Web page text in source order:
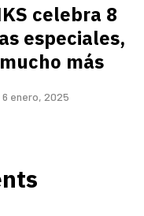
celebra 8
especiales,
más
6 enero, 2025